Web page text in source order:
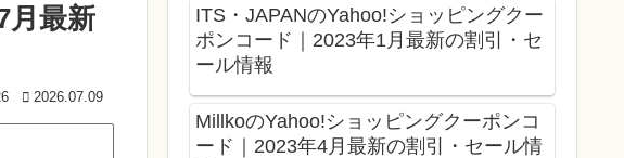
月最新
2026.07.09
ITS・JAPANのYahoo!ショッピングクー
ポンコード｜2023年1月最新の割引・セ
ール情報
MillkoのYahoo!ショッピングクーポンコ
ード｜2023年4月最新の割引・セール情